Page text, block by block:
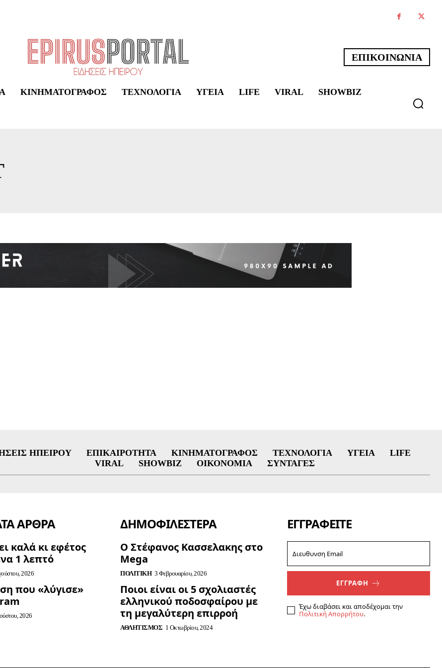
ΕΠΙΚΟΙΝΩΝΙΑ
ΚΙΝΗΜΑΤΟΓΡΆΦΟΣ ΤΕΧΝΟΛΟΓΊΑ ΥΓΕΊΑ LIFE VIRAL SHOWBIZ
ΗΠΕΊΡΟΥ ΕΠΙΚΑΙΡΌΤΗΤΑ ΚΙΝΗΜΑΤΟΓΡΆΦΟΣ ΤΕΧΝΟΛΟΓΊΑ ΥΓΕΊΑ
LIFE
VIRAL
SHOWBIZ ΟΙΚΟΝΟΜΊΑ ΣΥΝΤΑΓΈΣ
ΑΡΘΡΑ
καλά κι εφέτος
1 λεπτό
2026
που «λύγισε»
2026
ΔΗΜΟΦΙΛΈΣΤΕΡΑ
Ο Στέφανος Κασσελακης στο
Mega
ΠΟΛΙΤΙΚΉ 3 Φεβρουαρίου, 2026
Ποιοι είναι οι 5 σχολιαστές
ελληνικού ποδοσφαίρου με
τη μεγαλύτερη επιρροή
ΑΘΛΗΤΙΣΜΌΣ 1 Οκτωβρίου, 2024
ΕΓΓΡΑΦΕΊΤΕ
ΕΓΓΡΑΦΗ
Έχω διαβάσει και αποδέχομαι την
Πολιτική Απορρήτου.